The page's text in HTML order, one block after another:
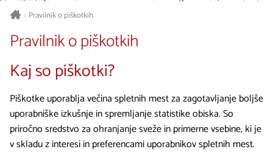
> Pravilnik o piškotkih
Pravilnik o piškotkih
Kaj so piškotki?
Piškotke uporablja večina spletnih mest za zagotavljanje boljše
uporabniške izkušnje in spremljanje statistike obiska. So
priročno sredstvo za ohranjanje sveže in primerne vsebine, ki je
v skladu z interesi in preferencami uporabnikov spletnih mest.